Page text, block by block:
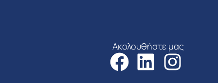
Ακολουθήστε μας